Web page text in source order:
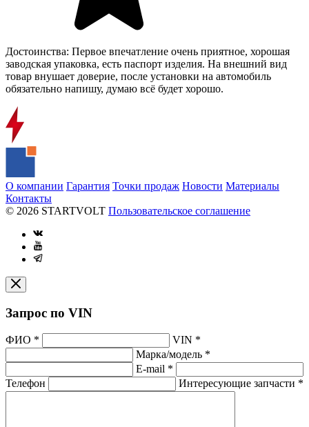
Достоинства: Первое впечатление очень приятное, хорошая
заводская упаковка, есть паспорт изделия. На внешний вид
товар внушает доверие, после установки на автомобиль
обязательно напишу, думаю всё будет хорошо.
О компании Гарантия Точки продаж Новости Материалы
Контакты
© 2026 STARTVOLT Пользовательское соглашение
Запрос по VIN
ФИО * VIN *
Марка/модель *
E-mail *
Телефон
Интересующие запчасти *